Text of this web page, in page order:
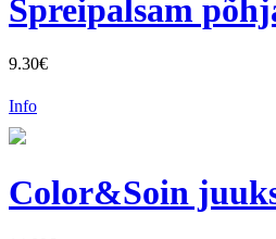
Spreipalsam
9.30€
Info
Color&Soin